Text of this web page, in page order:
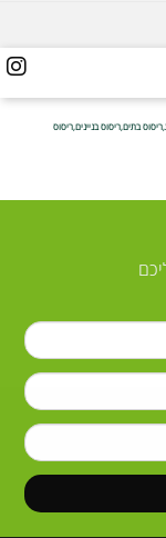
בתים,ריסוס בניינים,ריסוס